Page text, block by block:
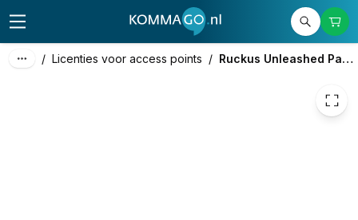
/ Licenties voor access points / Ruckus Unleashed Partner Support
excl. btw